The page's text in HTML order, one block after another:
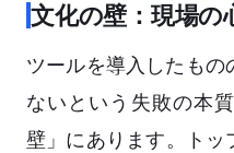
文化の壁：現場の
ツールを導入したも
ないという失敗の本
壁」にあります。トッ